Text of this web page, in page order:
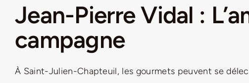
Jean-Pierre Vidal :
campagne
À Saint-Julien-Chapteuil, les gourmets peuvent se